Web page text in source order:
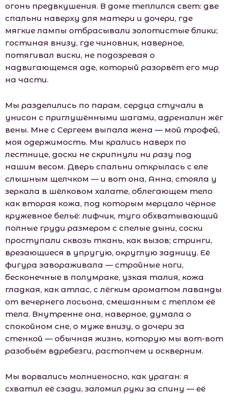
огонь предвкушения. В доме теплился свет: две
спальни наверху для матери и дочери, где
мягкие лампы отбрасывали золотистые блики;
гостиная внизу, где чиновник, наверное,
потягивал виски, не подозревая о
надвигающемся аде, который разорвёт его мир
на части.
Мы разделились по парам, сердца стучали в
унисон с приглушёнными шагами, адреналин жёг
вены. Мне с Сергеем выпала жена — мой трофей,
моя одержимость. Мы крались наверх по
лестнице, доски не скрипнули ни разу под
нашим весом. Дверь спальни открылась с еле
слышным щелчком — и вот она, Анна, стояла у
зеркала в шёлковом халате, облегающем тело
как вторая кожа, под которым мерцало чёрное
кружевное бельё: лифчик, туго обхватывающий
полные груди размером с спелые дыни, соски
проступали сквозь ткань, как вызов; стринги,
врезающиеся в упругую, округлую задницу. Её
фигура завораживала — стройные ноги,
бесконечные в полумраке, узкая талия, кожа
гладкая, как атлас, с лёгким ароматом лаванды
от вечернего лосьона, смешанным с теплом её
тела. Внутренне она, наверное, думала о
спокойном сне, о муже внизу, о дочери за
стенкой — обычная жизнь, которую мы вот-вот
разобьём вдребезги, растопчем и оскверним.
Мы ворвались молниеносно, как ураган: я
схватил её сзади, заломил руки за спину — её